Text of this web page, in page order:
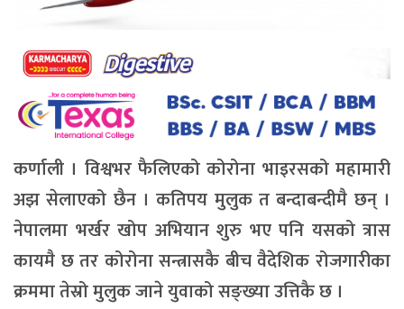
कर्णाली । विश्वभर फैलिएको कोरोना भाइरसको महामारी
अझ सेलाएको छैन । कतिपय मुलुक त बन्दाबन्दीमै छन् ।
नेपालमा भर्खर खोप अभियान शुरु भए पनि यसको त्रास
कायमै छ तर कोरोना सन्त्रासकै बीच वैदेशिक रोजगारीका
क्रममा तेस्रो मुलुक जाने युवाको सङ्ख्या उत्तिकै छ ।